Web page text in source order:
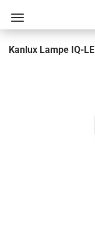
Kanlux Lampe IQ-